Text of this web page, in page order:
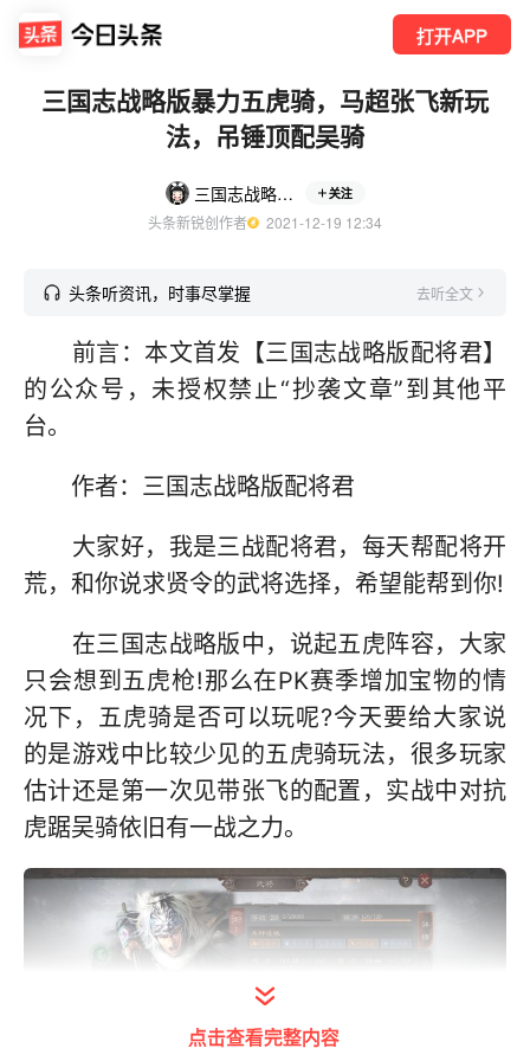
打开APP
三国志战略版暴力五虎骑，马超张飞新玩
法，吊锤顶配吴骑
三国志战略版配将君 关注
头条新锐创作者
  2021-12-19 12:34
头条听资讯，时事尽掌握 去听全文
前言：本文首发【三国志战略版配将君】
的公众号，未授权禁止“抄袭文章”到其他平
台。
作者：三国志战略版配将君
大家好，我是三战配将君，每天帮配将开
荒，和你说求贤令的武将选择，希望能帮到你!
在三国志战略版中，说起五虎阵容，大家
只会想到五虎枪!那么在PK赛季增加宝物的情
况下，五虎骑是否可以玩呢?今天要给大家说
的是游戏中比较少见的五虎骑玩法，很多玩家
估计还是第一次见带张飞的配置，实战中对抗
虎踞吴骑依旧有一战之力。
点击查看完整内容